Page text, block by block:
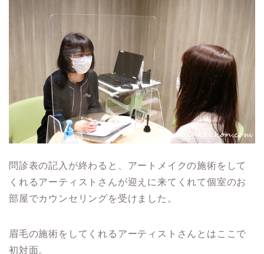
問診表の記入が終わると、アートメイクの施術をして
くれるアーティストさんが迎えに来てくれて個室のお
部屋でカウンセリングを受けました。
眉毛の施術をしてくれるアーティストさんとはここで
初対面。